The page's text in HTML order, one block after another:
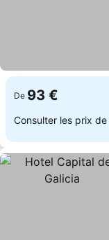
De 93 €
Consulter les prix de